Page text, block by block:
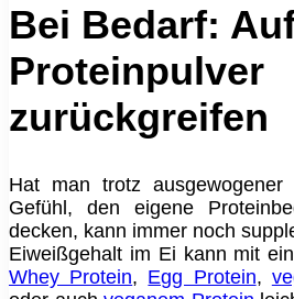
Bei Bedarf:
Proteinpulver
zurückgreifen
Hat man trotz
Gefühl, den eigene
decken, kann immer noch
Eiweißgehalt im Ei kann mit
Whey Protein, Egg Protein,